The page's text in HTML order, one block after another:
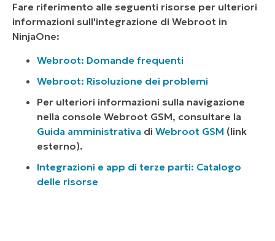
Fare riferimento alle seguenti risorse per ulteriori
informazioni sull'integrazione di Webroot in
NinjaOne:
Webroot: Domande frequenti
Webroot: Risoluzione dei problemi
Per ulteriori informazioni sulla navigazione
nella console Webroot GSM, consultare la
Guida amministrativa di Webroot GSM (link
esterno).
Integrazioni e app di terze parti: Catalogo
delle risorse